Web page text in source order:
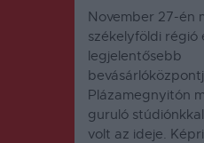
November 27-én
székelyföldi régió
legjelentősebb
Plázamegnyitón
guruló
volt az ideje.